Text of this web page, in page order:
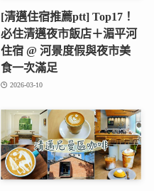
[清邁住宿推薦ptt] Top17！
必住清邁夜市飯店＋湄平河
住宿 @ 河景度假與夜市美
食一次滿足
2026-03-10